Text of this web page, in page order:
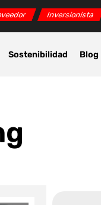
Inversionista
Sostenibilidad Blog